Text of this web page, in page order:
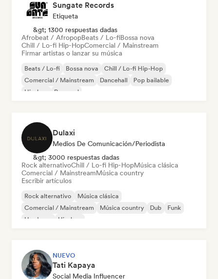
Sungate Records
Etiqueta
&gt; 1300 respuestas dadas
Afrobeat / AfropopBeats / Lo-fiBossa nova
Chill / Lo-fi Hip-HopComercial / Mainstream
Firmar artistas o lanzar su música
Beats / Lo-fi Bossa nova
Chill / Lo-fi Hip-Hop
Comercial / Mainstream
Dancehall
Pop bailable
Hip-hop
Pop soul
Dulaxi
Medios De Comunicación/Periodista
&gt; 3000 respuestas dadas
Rock alternativoChill / Lo-fi Hip-HopMúsica clásica
Comercial / MainstreamMúsica country
Escribir artículos
Rock alternativo
Música clásica
Comercial / Mainstream
Música country Dub
Funk
Hardcore
Hip-hop
NUEVO
Tati Kapaya
Social Media Influencer